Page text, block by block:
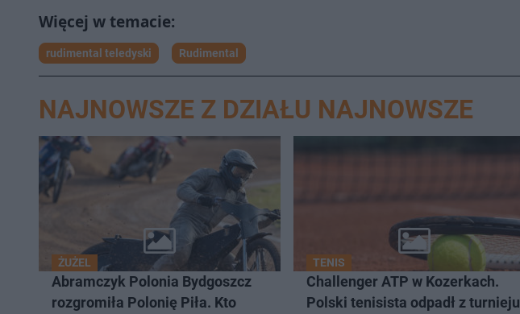
rudimental teledyski Rudimental
NAJNOWSZE Z DZIAŁU NAJNOWSZE
ŻUŻEL
Abramczyk Polonia Bydgoszcz
rozgromiła Polonię Piła. Kto
TENIS
Challenger ATP w Kozerkach.
Polski tenisista odpadł z turnieju